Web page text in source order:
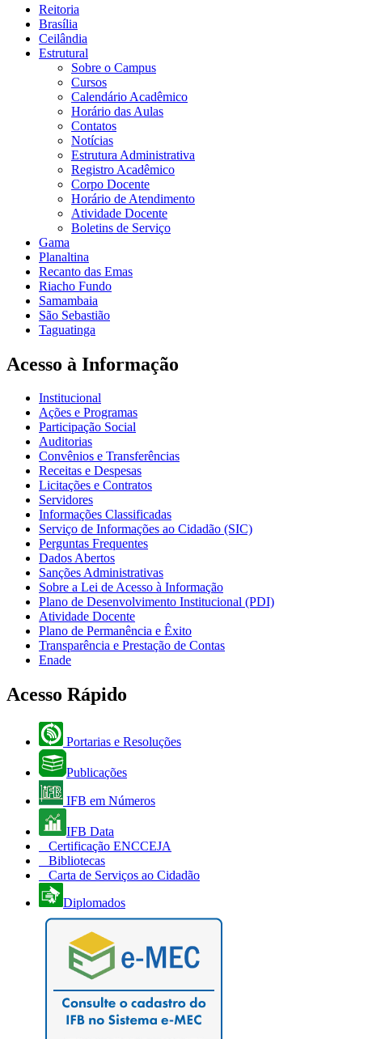
Reitoria
Brasília
Ceilândia
Estrutural
Sobre o Campus
Cursos
Calendário Acadêmico
Horário das Aulas
Contatos
Notícias
Estrutura Administrativa
Registro Acadêmico
Corpo Docente
Horário de Atendimento
Atividade Docente
Boletins de Serviço
Gama
Planaltina
Recanto das Emas
Riacho Fundo
Samambaia
São Sebastião
Taguatinga
Acesso à Informação
Institucional
Ações e Programas
Participação Social
Auditorias
Convênios e Transferências
Receitas e Despesas
Licitações e Contratos
Servidores
Informações Classificadas
Serviço de Informações ao Cidadão (SIC)
Perguntas Frequentes
Dados Abertos
Sanções Administrativas
Sobre a Lei de Acesso à Informação
Plano de Desenvolvimento Institucional (PDI)
Atividade Docente
Plano de Permanência e Êxito
Transparência e Prestação de Contas
Enade
Acesso Rápido
Portarias e Resoluções
Publicações
IFB em Números
IFB Data
Certificação ENCCEJA
Bibliotecas
Carta de Serviços ao Cidadão
Diplomados